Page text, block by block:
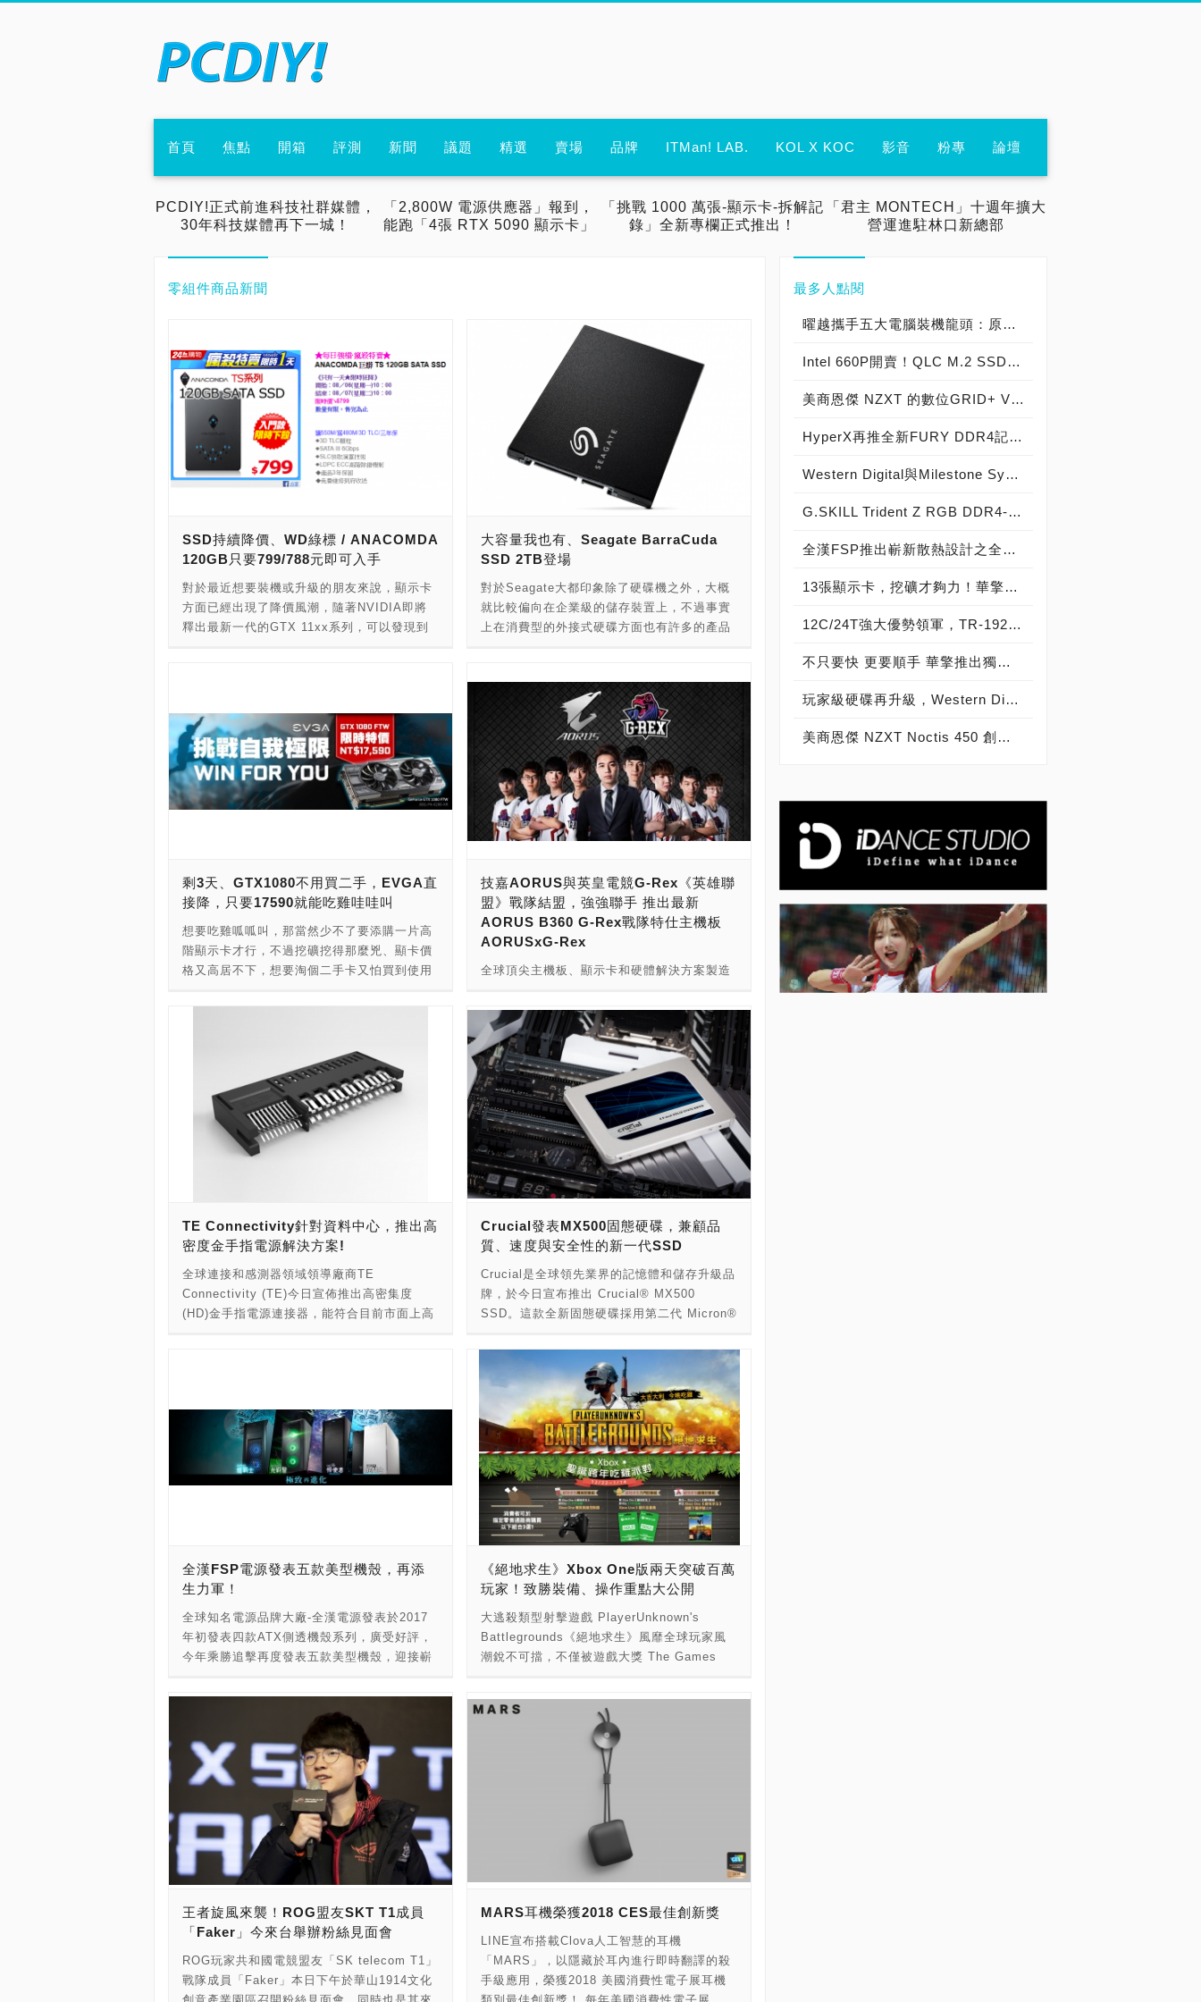
首頁 焦點 開箱 評測 新聞 議題 精選 賣場 品牌 ITMan! LAB. KOL X KOC 影音 粉專 論壇
PCDIY!正式前進科技社群媒體，
30年科技媒體再下一城！
「2,800W 電源供應器」報到，
能跑「4張 RTX 5090 顯示卡」
「挑戰 1000 萬張-顯示卡-拆解記
錄」全新專欄正式推出！
「君主 MONTECH」十週年擴大
營運進駐林口新總部
零組件商品新聞
SSD持續降價、WD綠標 / ANACOMDA
120GB只要799/788元即可入手
對於最近想要裝機或升級的朋友來說，顯示卡
方面已經出現了降價風潮，隨著NVIDIA即將
釋出最新一代的GTX 11xx系列，可以發現到
可以先觀看一下，等9月再考慮下手購買新一
代的版本。 雖然記憶體本身的價位還在高點，
一組DDR4-2400 8GB的賣價都還落在2,000元
左右區間、更不用說再高一階的DDR4-2666
8GB還得再貴上個3-400，想入手的玩家可以
滑的狀態，先前可以看到有廠商已經先跳水，
拋出960GB低於5,000元的價位，這個趨勢將
會接著持續發生，面對QLC顆粒的推出，更多
的TLC將會有更勁爆的價格曝光，大家可以期
待一下，應該1TB SSD賣價僅3,000元左右的
格僅需799元，想裝機的朋友可以考慮一下，
省下的差價就可以升級記憶體了。提醒大家的
是，這款版本是閃購，有時間限制，到明天
(8/7)早上10:00截止，有興趣的玩家可以去看
看。 不想要閃購時間下手的，或是剛好到明天
都還不方便購買的玩家，沒關係，Autobuy自
MB/s，有品牌堅持的玩家可以考慮一下這邊的
好康。(不是閃購、賣到賣完為止) 如果以為
799元就是最便宜，那就錯了！Yahoo奇摩購
物中心也有破盤價的SSD可以挑，同樣是
ANACOMDA巨蟒推出的120GB SSD，A1S
系列採用MLC顆粒(官方說的)，賣價殺更低、
SSD僅售799元(賣完為止)： ANACOMDA
A1S 120GB SSD殺更低賣788元(可6期分期0
利率)：
大容量我也有、Seagate BarraCuda
SSD 2TB登場
對於Seagate大都印象除了硬碟機之外，大概
就比較偏向在企業級的儲存裝置上，不過事實
上在消費型的外接式硬碟方面也有許多的產品
2TB的版本，從現在Amazon上面的Prime
Day促銷活動中可以看到前面的3款容量版本都
已經開始有高達20%的折扣，1TB版本只要
229.99美元(折合台幣約6,800)，已經是可以
入手的價格，2TB版本推出的價格帶應該也不
會脫離太遠，預計也會落在450美元以內(約台
幣13,000左右)。 這款BarraCuda SSD的規格
其實與已經推出的其他3款版本外觀上也無不
同，採用的也是目前常見的3D TLC NAND，
度應該有小幅提升，比原本的540/520
MB/s(1TB版本)可以提升到560/540 MB/s左
右，是否內部有做了點小更動可能要等到實體
到手才會知道，但是受限於SATA 6Gb/s介
面，其實這樣的速度也已經算是與其他品牌同
格落在14,500元，大概這款BarraCuda 2TB
SSD的推出價格也會直接對上，所以小編預計
的450美元價格應該會差不多。2TB版本與其
他3款容量同樣享有5年保固，當然如果
Seagate可以更佛心一點，把價格再那麼的往
下調低一些些的話，那就更好不過了~~
剩3天、GTX1080不用買二手，EVGA直
接降，只要17590就能吃雞哇哇叫
想要吃雞呱呱叫，那當然少不了要添購一片高
階顯示卡才行，不過挖礦挖得那麼兇、顯卡價
格又高居不下，想要淘個二手卡又怕買到使用
一點先降個價啊~~~ EVGA這次的活動還有3
FTW GAMING顯示卡，不用2萬，直接殺到
17,590元，全新的GTX 1080，搭配8GB
DDR5X記憶體，再加上ACX 3.0 & RGB LED
特色，要買的要快！ 不用怕剁手，先買先用先
享受，而且還有註冊5年保固、一年換新，只
剩3天，到6/28晚上23:59分截止。
技嘉AORUS與英皇電競G-Rex《英雄聯
盟》戰隊結盟，強強聯手 推出最新
AORUS B360 G-Rex戰隊特仕主機板
AORUSxG-Rex
全球頂尖主機板、顯示卡和硬體解決方案製造
於今年正式與英皇電競的G-Rex英雄聯盟職業
電競戰隊締結聯盟。G-Rex電競戰隊是由曾拿
下《英雄聯盟》S2 世界冠軍的中路選手劉偉
健（Toyz）領軍，擔任戰隊總教練。G-Rex新
陣容初試啼聲，便打出驚人的氣勢，於2018
LMS春季賽獲得12勝2敗十分亮眼的佳績，並
將於四月中前往澳門角逐春季賽冠軍寶座，挑
戰參加季中邀請賽的資格，爭取出國與眾多世
界強隊一決勝負的機會。屆時技嘉AORUS也
將鼎力支援頂尖配備，與玩家們一同為G-Rex
特別與G-Rex電競戰隊戰隊聯手合作，推出支
援最新第八代Intel core處理器的B360
AORUS GAMING 3 WIFI G-Rex特仕主機
板，提供電競玩家最實惠的升級選擇，搭載
Intel Wireless-AC 9560無線網路模組，支援
越千兆乙太網路的傳輸速度，讓玩家享受更高
速更穩定、涵蓋率更廣的無線網路的體驗，遊
戲殺敵更加無往不利。而在Realtek
ALC1220-VB高訊噪比音效晶片的加持下，讓
音效輸出入更清晰，減少因聽錯指令而錯失克
敵致勝的先機。B360 AORUS GAMING 3
WIFI G-Rex特仕主機板採用優質電源供應設
計，支援CEC 2019節能規範，並搭載技嘉廣
受好評的超耐久優質用料及內建豐富功能，提
供更耐久及更省電的主機板選擇，其中技嘉獨
家Smart Fan 5技術，讓玩家可以依照需求調
整風扇轉速及散熱標的，並智慧切換風扇啟動
狀況。而RGB Fusion技術，除了在主機板配
置多區LED燈，更支援可搭配RGBW類比燈條
及5V與12V供電的各種數位LED燈條及燈板，
同時單一連接埠可支援300顆LED同時顯示。
玩家可以選擇內建的眾多不同的燈光模式或者
進一步於進階模式自行調整速度與轉場等效
果。而在設定主機燈光配置之餘，玩家亦可進
一步控制電腦周邊裝置燈光顯示狀況，創造出
具個人風格的電腦系統。絕對是電競玩家桌機
為玩家打造的電競品牌，提供狂熱遊戲玩家專
屬的全方位電競產品，包含支援VR的GeForce
GTX 系列獨顯電競筆電、極致效能的電競主機
板、顯示卡、機械式電競鍵盤、電競滑鼠等，
TE Connectivity針對資料中心，推出高
密度金手指電源解決方案!
全球連接和感測器領域領導廠商TE
Connectivity (TE)今日宣佈推出高密集度
(HD)金手指電源連接器，能符合目前市面上高
應器。連接器最高工作溫度可達130°C，穩定
可靠的性能適合嚴苛的環境使用。 TE
Connectivity產品經理Bandy Yuan表示：
「伺服器、交換器及儲存裝置的電流密集度和
Crucial發表MX500固態硬碟，兼顧品
質、速度與安全性的新一代SSD
Crucial是全球領先業界的記憶體和儲存升級品
牌，於今日宣布推出 Crucial® MX500
SSD。這款全新固態硬碟採用第二代 Micron®
倍以上。2.5 吋及M.2 MX500分別提供高達
2TB及 1TB不同容量的選擇，且擁有高達
560/510 MB/s的循序讀取/寫入速度及高達
95K/90K IOPS 的隨機讀取/寫入速度。 「新
一代 MX500 SSD 採用64 層堆疊 的256 Gb
元件。Micron 的浮閘式 NAND 使用『CMOS
Under the Array』(CUA) 架構設計，讓我們
得以將晶片的佔用空間降至最低，僅有 59 平
方公釐，是全世界最小的 256 Gb 晶片。」
Crucial 資深固態硬碟產品工程師 Jon
Tanguy 說道。「我們的工程團隊將這項頂尖
NAND 技術納入 MX500，且這款 SSD具備
Crucial 顧客在資料安全方面所期待的所有進
階功能。」 Crucial 也直接解決首次購買
SSD 的消費者最擔心的兩大問題：檔案移轉與
安裝。MX500 隨附資料移轉與複製軟體，從
過程更加容易。 「我們對這款新一代 SSD 近
乎即時的效能表現，以及持久的可靠性欣喜不
已。」Crucial 資深固態硬碟產品經理
Jonathan Weech 說道。「使用者的資料、家
庭影片、旅遊照片、音樂和其他重要文件都會
Crucial SSD 已歷經七代的確認、驗證與測
試。MX500 提供五年有限保固，並可獲得
Crucial® Storage Executive 軟體工具的支
援，以進行輕鬆的硬碟維護。2.5吋MX500 固
態硬碟目前已可於 Crucial.com 選購，或可透
過我們的全球通路合作夥伴購買，而 MX500
M.2 尺寸固態硬碟將於 2018 年第一季推出。
● 動態寫入加速，可加速儲存和檔案傳輸。 ●
AES 256-位元硬體加密技術，讓個資及機密
全漢FSP電源發表五款美型機殼，再添
生力軍！
全球知名電源品牌大廠-全漢電源發表於2017
年初發表四款ATX側透機殼系列，廣受好評，
今年乘勝追擊再度發表五款美型機殼，迎接嶄
「炫戰士CMT230」、低調炫目 「炫鬥士
CMT240 (黑/白)」、溫潤剛悍 「悍使者
CMT330」與視覺震撼爆表的「光戰警
CMT520」，響應玩家多種組裝需求，四款機
殼可支援水冷排以及六個以上風扇達到優秀的
散熱效果，以及側透設計滿足您的視覺渴望，
由五款內外兼具的生力軍展現您PCDIY的頂級
之作。 為慶祝產品新上市，即日起，凡購買以
下三款機殼產品，光戰警CMT520、悍使者
CMT330、炫戰士CMT230，即可贈送視博通
簡約線條設計與內建LED藍燈風扇，光線透過
金屬網流瀉而出，隱約閃耀著藍光猶如世界美
景藍眼淚，平靜中令人驚羨。內部空間高度靈
活運用，機殼預留背板孔位，支援ATX、
Micro-ATX、Mini-ITX等主流主板尺寸，前面
《絕地求生》Xbox One版兩天突破百萬
玩家！致勝裝備、操作重點大公開
大逃殺類型射擊遊戲 PlayerUnknown's
Battlegrounds《絕地求生》風靡全球玩家風
潮銳不可擋，不僅被遊戲大獎 The Games
在登陸 Xbox One 平台 48 小時內，便創下銷
售超過一百萬套的驚人數字！遊戲僅需等候數
分鐘便能進入最刺激的槍戰、獲勝方式多元等
特點，都是讓玩家對於《絕地求生》深深著迷
的原因之一。 為了讓玩家更能掌握《絕地求
生》Xbox One 版本致勝方程式，台灣微軟發
即日起至 1 月 14 日推出「Xbox《絕地求
生》聖誕跨年吃雞派對」，祭出優惠套餐三選
一，就是要讓更多玩家一起享受大螢幕暢快吃
合中長距離，可搭配武器配件如槍口補償器，
以減少開槍後座力，或是裝上倍鏡攻擊較遠的
敵人 衝鋒槍（Sub Machine Guns）：以子彈
發射速度快見長，適合進行房屋內的短距離槍
戰，或室外的中距離槍戰 狙擊步槍（Sniper
王者旋風來襲！ROG盟友SKT T1成員
「Faker」今來台舉辦粉絲見面會
ROG玩家共和國電競盟友「SK telecom T1」
戰隊成員「Faker」本日下午於華山1914文化
MARS耳機榮獲2018 CES最佳創新獎
LINE宣布搭載Clova人工智慧的耳機
「MARS」，以隱藏於耳內進行即時翻譯的殺
手級應用，榮獲2018 美國消費性電子展耳機
最多人點閱
曜越攜手五大電腦裝機龍頭：原價屋、三井、順發、燦坤及Yahoo! 共同發表『SPM雲端智慧電源管理平台』 曜越最新五款聯名綠能電競機全貌釋出
Intel 660P開賣！QLC M.2 SSD 512GB賣99美元，5年保固敢不敢衝~
美商恩傑 NZXT 的數位GRID+ V2讓您控制風扇更便利
HyperX再推全新FURY DDR4記憶體 Predator DDR4容量同步升級
Western Digital與Milestone Systems合作推出適合企業及消費者使用的影像監控解決方案
G.SKILL Trident Z RGB DDR4-4266 16GB套裝正式登場，芝奇展現RGB LED超頻記憶體模組水流幻光燈效視覺饗宴！
全漢FSP推出嶄新散熱設計之全模組化電源Hydro G系列產品
13張顯示卡，挖礦才夠力！華擎ASRock H110 Pro BTC+主機板強勢席捲礦場
12C/24T強大優勢領軍，TR-1920X力抗i9-9900K毫不遜色
不只要快 更要順手 華擎推出獨家USB 3.1前置面板及U.2 Kit
玩家級硬碟再升級，Western Digital Black 5TB、6TB黑標硬碟報到！
美商恩傑 NZXT Noctis 450 創新無懼，經典再現